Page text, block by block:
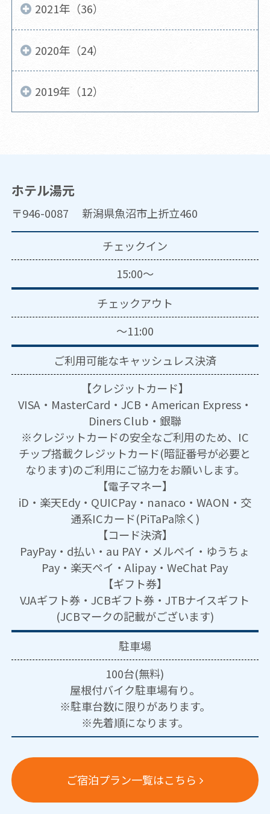
2021年（36）
2020年（24）
2019年（12）
ホテル湯元
〒946-0087 新潟県魚沼市上折立460
チェックイン
15:00～
チェックアウト
～11:00
ご利用可能なキャッシュレス決済
【クレジットカード】
VISA・MasterCard・JCB・American Express・
Diners Club・銀聯
※クレジットカードの安全なご利用のため、IC
チップ搭載クレジットカード(暗証番号が必要と
なります)のご利用にご協力をお願いします。
【電子マネー】
iD・楽天Edy・QUICPay・nanaco・WAON・交
通系ICカード(PiTaPa除く)
【コード決済】
PayPay・d払い・au PAY・メルペイ・ゆうちょ
Pay・楽天ペイ・Alipay・WeChat Pay
【ギフト券】
VJAギフト券・JCBギフト券・JTBナイスギフト
(JCBマークの記載がございます)
駐車場
100台(無料)
屋根付バイク駐車場有り。
※駐車台数に限りがあります。
※先着順になります。
ご宿泊プラン一覧はこちら